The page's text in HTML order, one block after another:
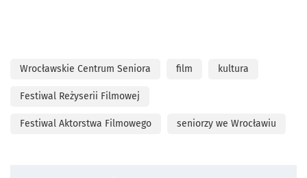
Wrocławskie Centrum Seniora film kultura
Festiwal Reżyserii Filmowej
Festiwal Aktorstwa Filmowego seniorzy we Wrocławiu